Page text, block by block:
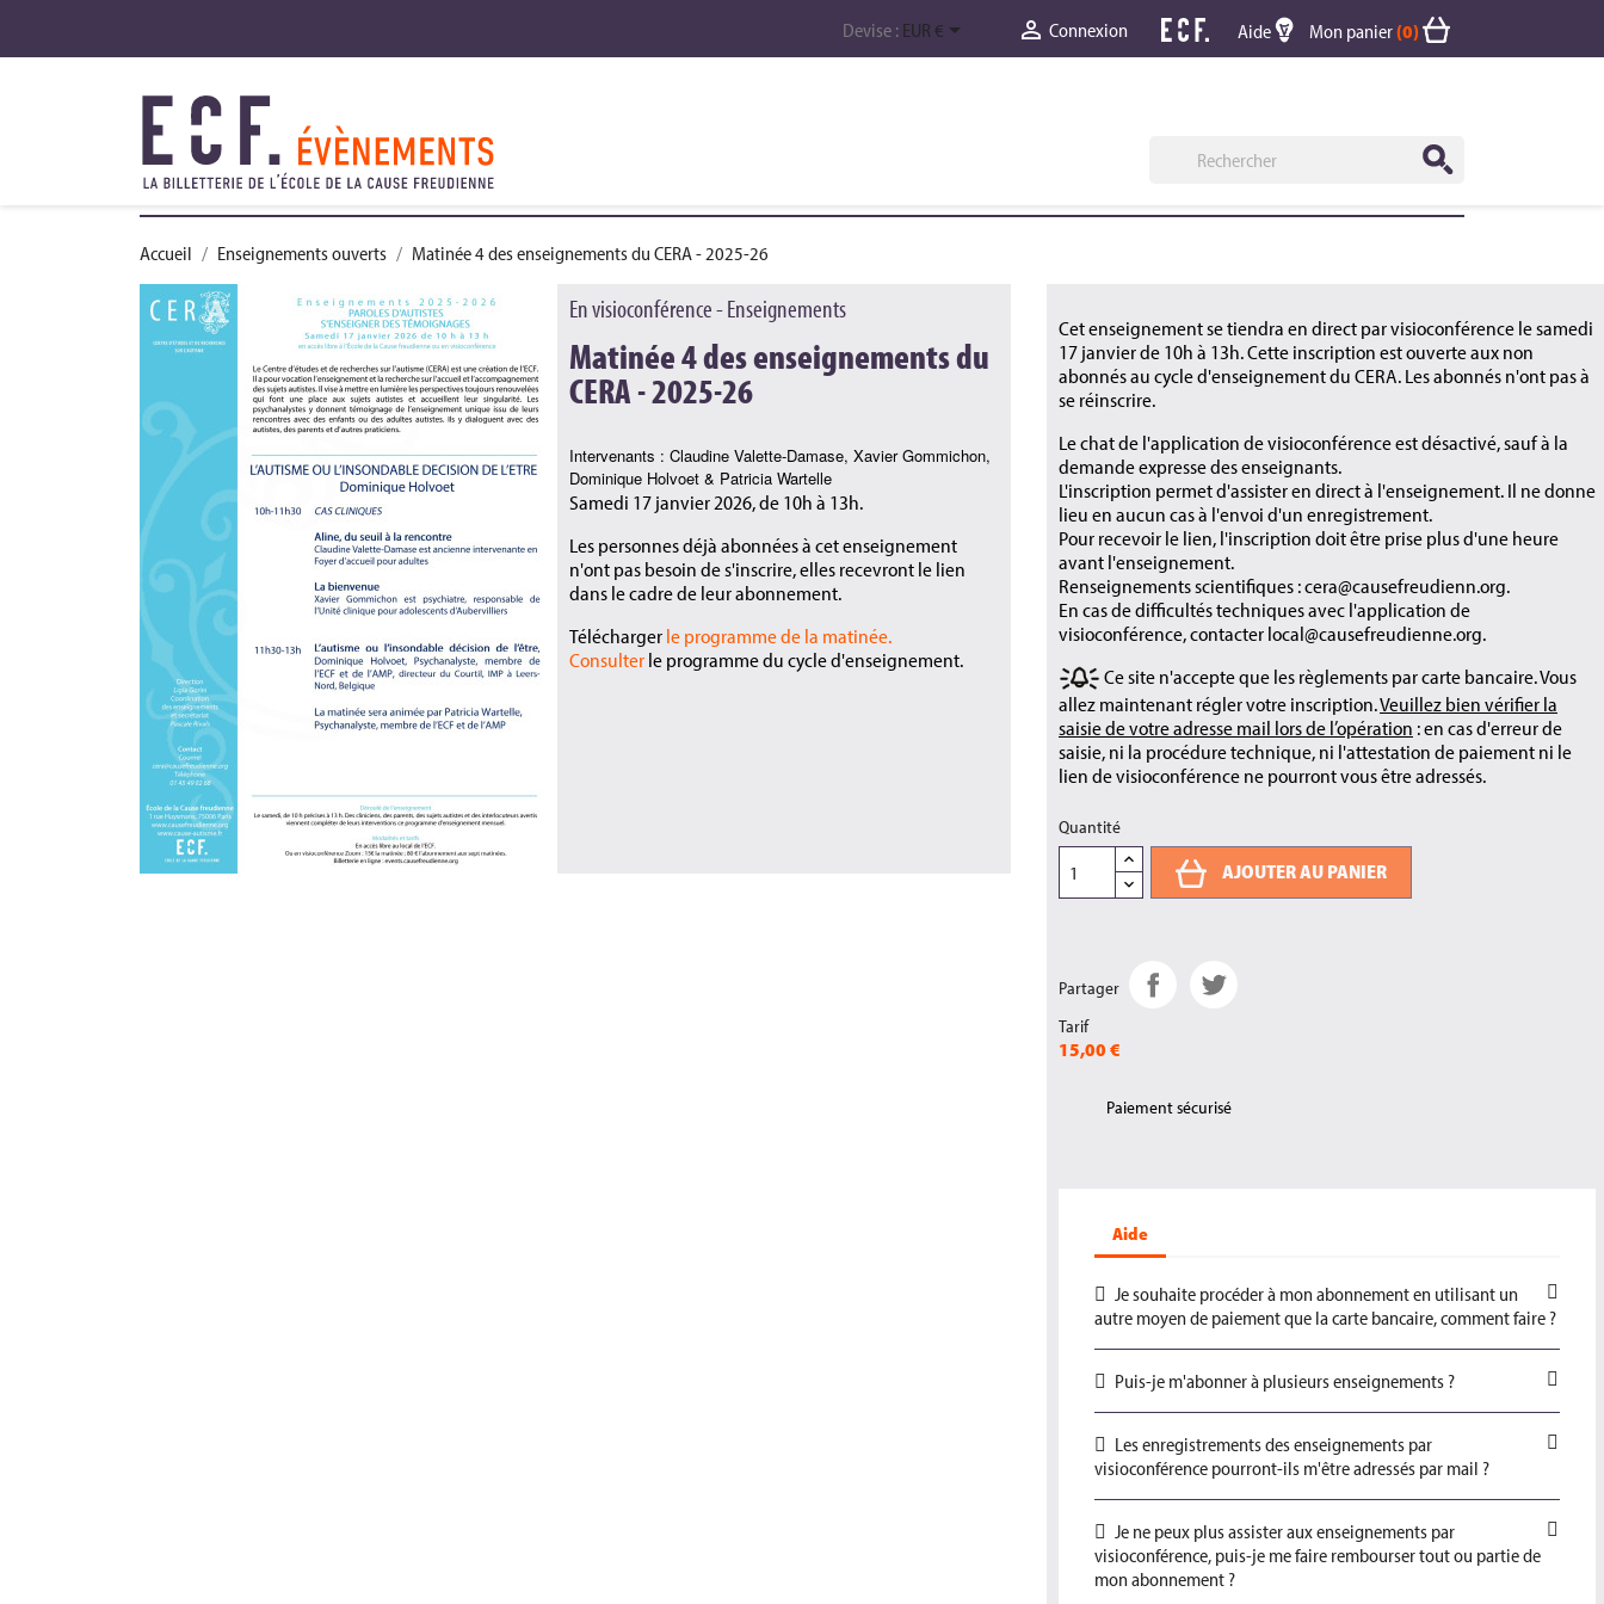
Devise : EUR €  Connexion Aide Mon panier(0)
Accueil Enseignements ouverts Matinée 4 des enseignements du CERA - 2025-26
En visioconférence - Enseignements
Matinée 4 des enseignements du
CERA - 2025-26
Intervenants : Claudine Valette-Damase, Xavier Gommichon,
Dominique Holvoet & Patricia Wartelle
Samedi 17 janvier 2026, de 10h à 13h.
Les personnes déjà abonnées à cet enseignement
n'ont pas besoin de s'inscrire, elles recevront le lien
dans le cadre de leur abonnement.
Téléchargerle programme de la matinée.
Consulterle programme du cycle d'enseignement.
Cet enseignement se tiendra en direct par visioconférence le samedi
17 janvier de 10h à 13h. Cette inscription est ouverte aux non
abonnés au cycle d'enseignement du CERA. Les abonnés n'ont pas à
se réinscrire.
Le chat de l'application de visioconférence est désactivé, sauf à la
demande expresse des enseignants.
L'inscription permet d'assister en direct à l'enseignement. Il ne donne
lieu en aucun cas à l'envoi d'un enregistrement.
Pour recevoir le lien, l'inscription doit être prise plus d'une heure
avant l'enseignement.
Renseignements scientifiques : cera@causefreudienn.org.
En cas de difficultés techniques avec l'application de
visioconférence, contacter local@causefreudienne.org.
Ce site n'accepte que les règlements par carte bancaire. Vous
allez maintenant régler votre inscription.Veuillez bien vérifier la
saisie de votre adresse mail lors de l’opération : en cas d'erreur de
saisie, ni la procédure technique, ni l'attestation de paiement ni le
lien de visioconférence ne pourront vous être adressés.
Quantité
AJOUTER AU PANIER
Partager
Tarif
15,00 €
Paiement sécurisé
Aide
Je souhaite procéder à mon abonnement en utilisant un
autre moyen de paiement que la carte bancaire, comment faire ?
Puis-je m'abonner à plusieurs enseignements ?
Les enregistrements des enseignements par
visioconférence pourront-ils m'être adressés par mail ?
Je ne peux plus assister aux enseignements par
visioconférence, puis-je me faire rembourser tout ou partie de
mon abonnement ?